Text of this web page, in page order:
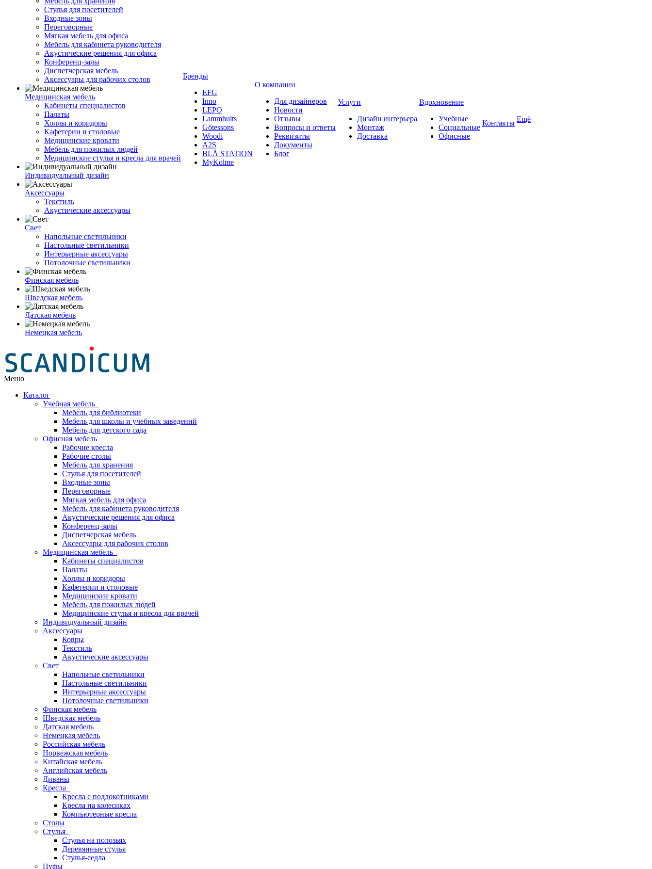
Стулья для посетителей
Входные зоны
Переговорные
Мягкая мебель для офиса
Мебель для кабинета руководителя
Акустические решения для офиса
Конференц-залы
Диспетчерская мебель
Аксессуары для рабочих столов
Медицинская мебель
Кабинеты специалистов
Палаты
Холлы и коридоры
Кафетерии и столовые
Медицинские кровати
Мебель для пожилых людей
Медицинские стулья и кресла для врачей
Индивидуальный дизайн
Аксессуары
Текстиль
Акустические аксессуары
Свет
Напольные светильники
Настольные светильники
Интерьерные аксессуары
Потолочные светильники
Финская мебель
Шведская мебель
Датская мебель
Немецкая мебель
Бренды
EFG
Inno
LEPO
Lammhults
Götessons
Woodi
A2S
BLÅ STATION
MyKolme
О компании
Для дизайнеров
Новости
Отзывы
Вопросы и ответы
Реквизиты
Документы
Блог
Услуги
Дизайн интерьера
Монтаж
Доставка
Вдохновение
Учебные
Социальные
Офисные
Контакты Ещё
Меню
Каталог
Учебная мебель
Мебель для библиотеки
Мебель для школы и учебных заведений
Мебель для детского сада
Офисная мебель
Рабочие кресла
Рабочие столы
Мебель для хранения
Стулья для посетителей
Входные зоны
Переговорные
Мягкая мебель для офиса
Мебель для кабинета руководителя
Акустические решения для офиса
Конференц-залы
Диспетчерская мебель
Аксессуары для рабочих столов
Медицинская мебель
Кабинеты специалистов
Палаты
Холлы и коридоры
Кафетерии и столовые
Медицинские кровати
Мебель для пожилых людей
Медицинские стулья и кресла для врачей
Индивидуальный дизайн
Аксессуары
Ковры
Текстиль
Акустические аксессуары
Свет
Напольные светильники
Настольные светильники
Интерьерные аксессуары
Потолочные светильники
Финская мебель
Шведская мебель
Датская мебель
Немецкая мебель
Российская мебель
Норвежская мебель
Китайская мебель
Английская мебель
Диваны
Кресла
Кресла с подлокотниками
Кресла на колесиках
Компьютерные кресла
Столы
Стулья
Стулья на полозьях
Деревянные стулья
Стулья-седла
Пуфы